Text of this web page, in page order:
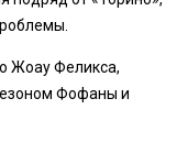
Жоау Феликса,
Фофаны и